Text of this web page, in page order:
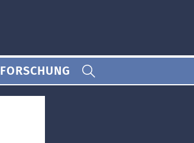
FORSCHUNG